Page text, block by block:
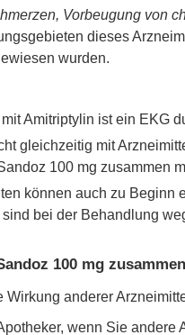
Vorbeugung von
dieses
wurden.
Amitriptylin ist ein EKG
gleichzeitig mit
100 mg zusammen
können auch zu Beginn
bei der Behandlung
100 mg
Wirkung anderer
wenn Sie